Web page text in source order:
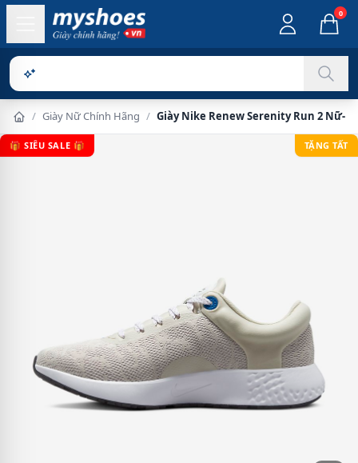
0
Sản phẩm chí
/ Giày Nữ Chính Hãng / Giày Nike Renew Serenity Run 2 Nữ-
🎁 SIÊU SALE 🎁 TẶNG TẤT